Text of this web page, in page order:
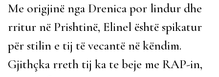
Me origjinë nga Drenica por lindur dhe
rritur në Prishtinë, Elinel është spikatur
për stilin e tij të vecantë në këndim.
Gjithçka rreth tij ka te beje me RAP-in,